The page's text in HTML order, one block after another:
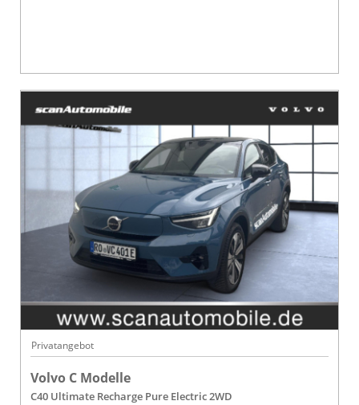
Privatangebot
Volvo C Modelle
C40 Ultimate Recharge Pure Electric 2WD